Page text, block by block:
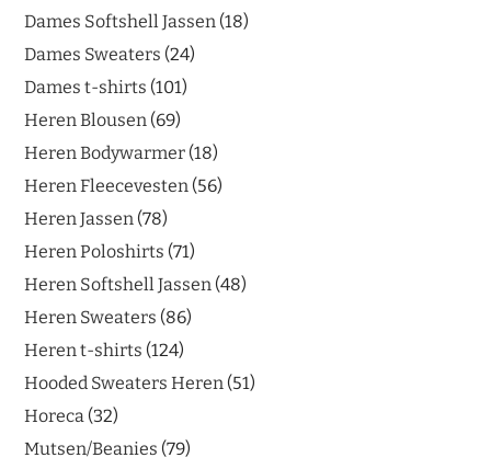
Dames Softshell Jassen 18
Dames Sweaters 24
Dames t-shirts 101
Heren Blousen 69
Heren Bodywarmer 18
Heren Fleecevesten 56
Heren Jassen 78
Heren Poloshirts 71
Heren Softshell Jassen 48
Heren Sweaters 86
Heren t-shirts 124
Hooded Sweaters Heren 51
Horeca 32
Mutsen/Beanies 79